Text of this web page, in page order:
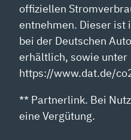
offiziellen
entnehmen. Dieser ist
bei der Deutschen
erhältlich, sowie unter
https://www.dat.de/
** Partnerlink. Bei
eine Vergütung.